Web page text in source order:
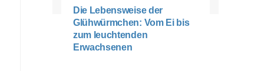
Die Lebensweise der
Glühwürmchen: Vom Ei bis
zum leuchtenden
Erwachsenen